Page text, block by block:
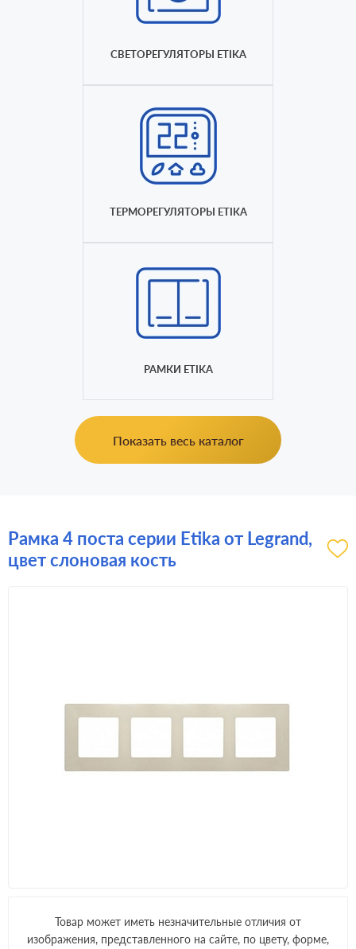
СВЕТОРЕГУЛЯТОРЫ ETIKA
ТЕРМОРЕГУЛЯТОРЫ ETIKA
РАМКИ ETIKA
Показать весь каталог
Рамка 4 поста серии Etika от Legrand,
цвет слоновая кость
Товар может иметь незначительные отличия от
изображения, представленного на сайте, по цвету, форме,